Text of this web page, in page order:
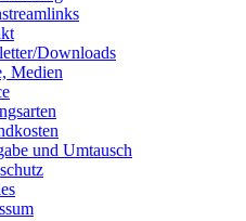
Downloads
Medien
und Umtausch